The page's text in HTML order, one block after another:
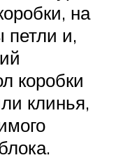
на
петли и,
коробки
клинья,